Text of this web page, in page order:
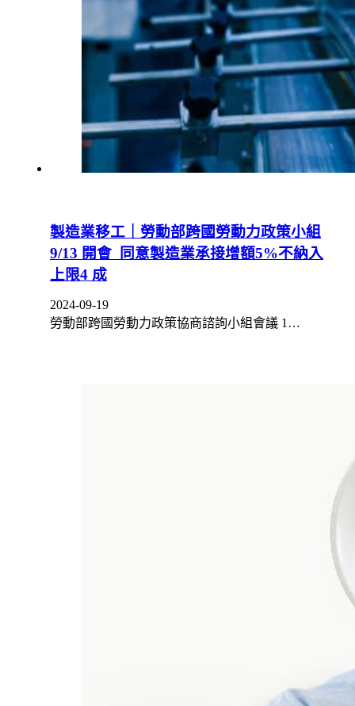
製造業移工｜勞動部跨國勞動力政策小組
9/13 開會 同意製造業承接增額5%不納入
上限4 成
2024-09-19
勞動部跨國勞動力政策協商諮詢小組會議 1…